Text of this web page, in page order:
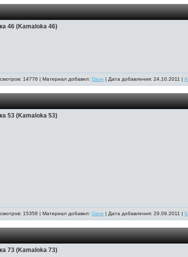
46 (Kamaloka 46)
14776 | Материал добавил: Dave | Дата добавления: 24.10.2011 |
53 (Kamaloka 53)
15358 | Материал добавил: Dave | Дата добавления: 29.09.2011 |
73 (Kamaloka 73)